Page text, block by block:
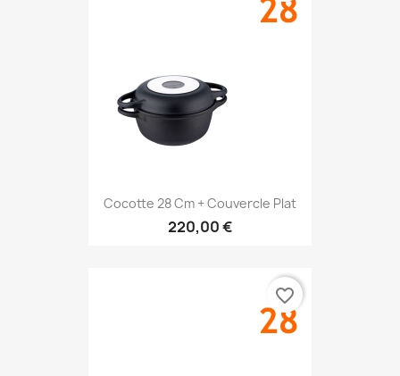
Cocotte 28 Cm + Couvercle Plat
220,00 €
favorite_border